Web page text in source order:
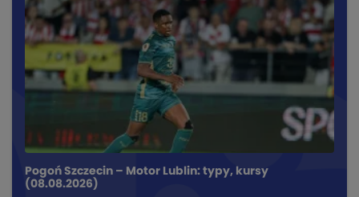
Pogoń Szczecin – Motor Lublin: typy, kursy
(08.08.2026)